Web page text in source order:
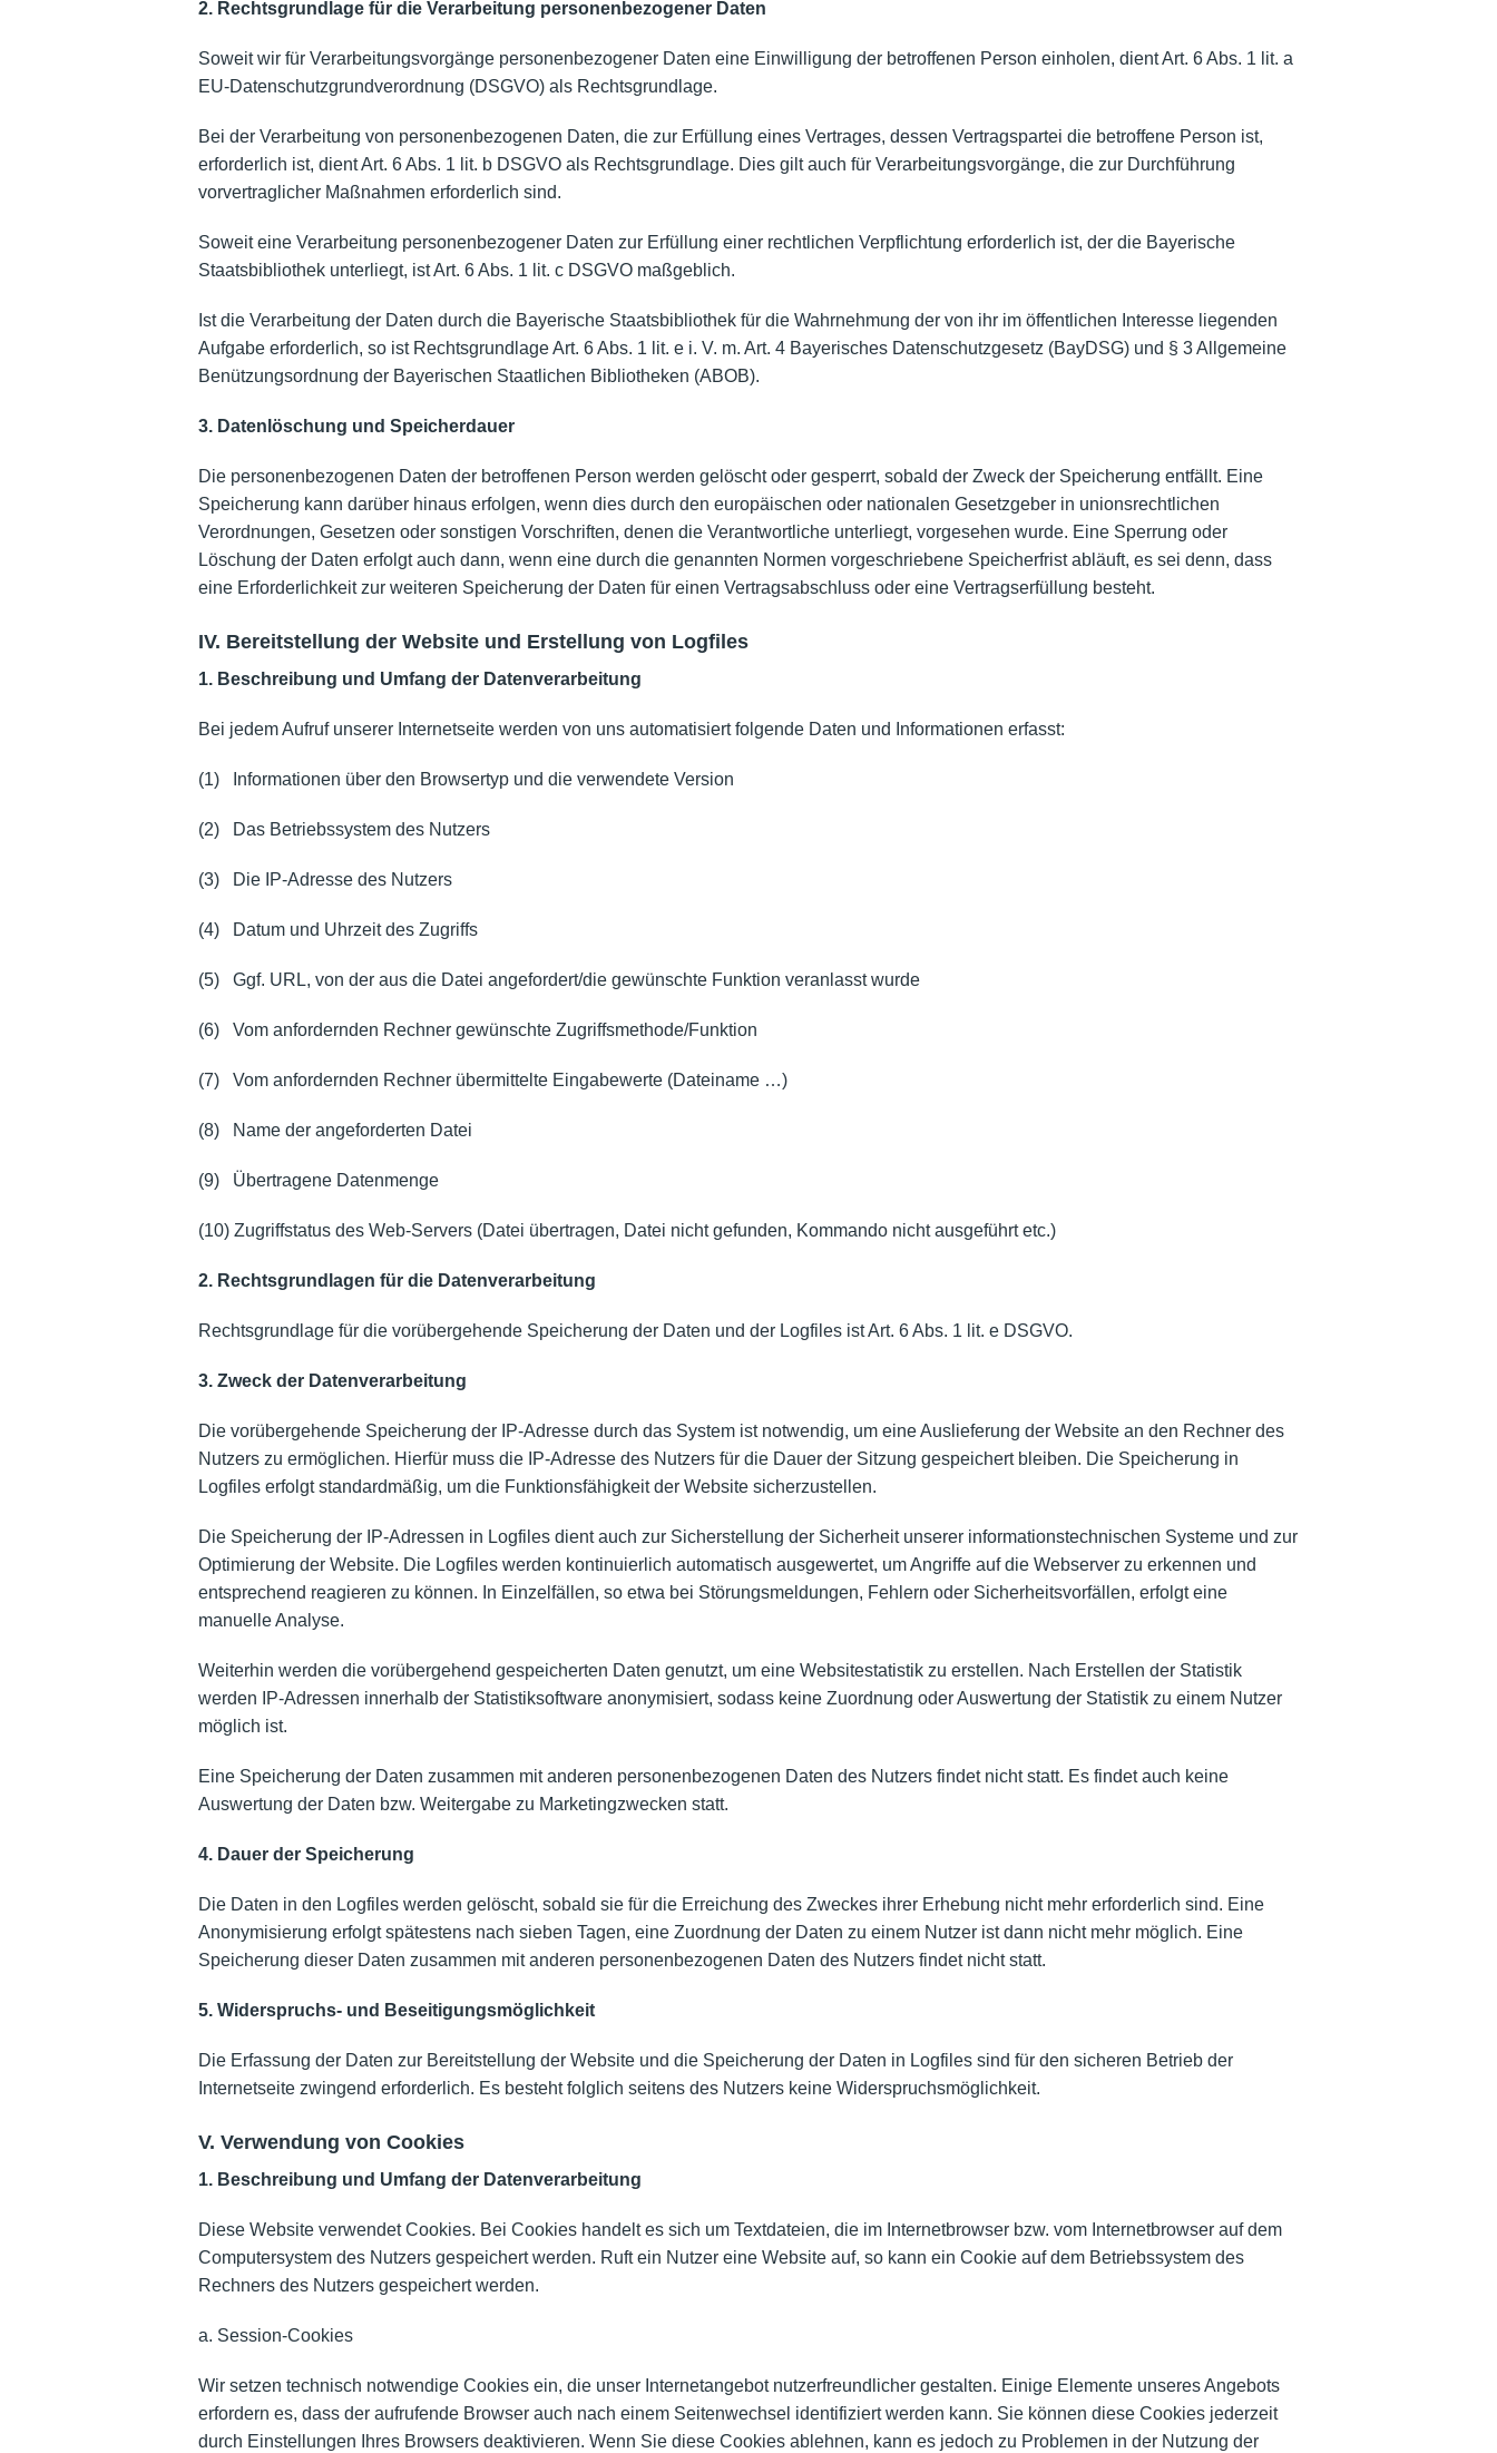
2. Rechtsgrundlage für die Verarbeitung personenbezogener Daten
Soweit wir für Verarbeitungsvorgänge personenbezogener Daten eine Einwilligung der betroffenen Person einholen, dient Art. 6 Abs. 1 lit. a
EU-Datenschutzgrundverordnung (DSGVO) als Rechtsgrundlage.
Bei der Verarbeitung von personenbezogenen Daten, die zur Erfüllung eines Vertrages, dessen Vertragspartei die betroffene Person ist,
erforderlich ist, dient Art. 6 Abs. 1 lit. b DSGVO als Rechtsgrundlage. Dies gilt auch für Verarbeitungsvorgänge, die zur Durchführung
vorvertraglicher Maßnahmen erforderlich sind.
Soweit eine Verarbeitung personenbezogener Daten zur Erfüllung einer rechtlichen Verpflichtung erforderlich ist, der die Bayerische
Staatsbibliothek unterliegt, ist Art. 6 Abs. 1 lit. c DSGVO maßgeblich.
Ist die Verarbeitung der Daten durch die Bayerische Staatsbibliothek für die Wahrnehmung der von ihr im öffentlichen Interesse liegenden
Aufgabe erforderlich, so ist Rechtsgrundlage Art. 6 Abs. 1 lit. e i. V. m. Art. 4 Bayerisches Datenschutzgesetz (BayDSG) und § 3 Allgemeine
Benützungsordnung der Bayerischen Staatlichen Bibliotheken (ABOB).
3. Datenlöschung und Speicherdauer
Die personenbezogenen Daten der betroffenen Person werden gelöscht oder gesperrt, sobald der Zweck der Speicherung entfällt. Eine
Speicherung kann darüber hinaus erfolgen, wenn dies durch den europäischen oder nationalen Gesetzgeber in unionsrechtlichen
Verordnungen, Gesetzen oder sonstigen Vorschriften, denen die Verantwortliche unterliegt, vorgesehen wurde. Eine Sperrung oder
Löschung der Daten erfolgt auch dann, wenn eine durch die genannten Normen vorgeschriebene Speicherfrist abläuft, es sei denn, dass
eine Erforderlichkeit zur weiteren Speicherung der Daten für einen Vertragsabschluss oder eine Vertragserfüllung besteht.
IV. Bereitstellung der Website und Erstellung von Logfiles
1. Beschreibung und Umfang der Datenverarbeitung
Bei jedem Aufruf unserer Internetseite werden von uns automatisiert folgende Daten und Informationen erfasst:
(1) Informationen über den Browsertyp und die verwendete Version
(2) Das Betriebssystem des Nutzers
(3) Die IP-Adresse des Nutzers
(4) Datum und Uhrzeit des Zugriffs
(5) Ggf. URL, von der aus die Datei angefordert/die gewünschte Funktion veranlasst wurde
(6) Vom anfordernden Rechner gewünschte Zugriffsmethode/Funktion
(7) Vom anfordernden Rechner übermittelte Eingabewerte (Dateiname …)
(8) Name der angeforderten Datei
(9) Übertragene Datenmenge
(10) Zugriffstatus des Web-Servers (Datei übertragen, Datei nicht gefunden, Kommando nicht ausgeführt etc.)
2. Rechtsgrundlagen für die Datenverarbeitung
Rechtsgrundlage für die vorübergehende Speicherung der Daten und der Logfiles ist Art. 6 Abs. 1 lit. e DSGVO.
3. Zweck der Datenverarbeitung
Die vorübergehende Speicherung der IP-Adresse durch das System ist notwendig, um eine Auslieferung der Website an den Rechner des
Nutzers zu ermöglichen. Hierfür muss die IP-Adresse des Nutzers für die Dauer der Sitzung gespeichert bleiben. Die Speicherung in
Logfiles erfolgt standardmäßig, um die Funktionsfähigkeit der Website sicherzustellen.
Die Speicherung der IP-Adressen in Logfiles dient auch zur Sicherstellung der Sicherheit unserer informationstechnischen Systeme und zur
Optimierung der Website. Die Logfiles werden kontinuierlich automatisch ausgewertet, um Angriffe auf die Webserver zu erkennen und
entsprechend reagieren zu können. In Einzelfällen, so etwa bei Störungsmeldungen, Fehlern oder Sicherheitsvorfällen, erfolgt eine
manuelle Analyse.
Weiterhin werden die vorübergehend gespeicherten Daten genutzt, um eine Websitestatistik zu erstellen. Nach Erstellen der Statistik
werden IP-Adressen innerhalb der Statistiksoftware anonymisiert, sodass keine Zuordnung oder Auswertung der Statistik zu einem Nutzer
möglich ist.
Eine Speicherung der Daten zusammen mit anderen personenbezogenen Daten des Nutzers findet nicht statt. Es findet auch keine
Auswertung der Daten bzw. Weitergabe zu Marketingzwecken statt.
4. Dauer der Speicherung
Die Daten in den Logfiles werden gelöscht, sobald sie für die Erreichung des Zweckes ihrer Erhebung nicht mehr erforderlich sind. Eine
Anonymisierung erfolgt spätestens nach sieben Tagen, eine Zuordnung der Daten zu einem Nutzer ist dann nicht mehr möglich. Eine
Speicherung dieser Daten zusammen mit anderen personenbezogenen Daten des Nutzers findet nicht statt.
5. Widerspruchs- und Beseitigungsmöglichkeit
Die Erfassung der Daten zur Bereitstellung der Website und die Speicherung der Daten in Logfiles sind für den sicheren Betrieb der
Internetseite zwingend erforderlich. Es besteht folglich seitens des Nutzers keine Widerspruchsmöglichkeit.
V. Verwendung von Cookies
1. Beschreibung und Umfang der Datenverarbeitung
Diese Website verwendet Cookies. Bei Cookies handelt es sich um Textdateien, die im Internetbrowser bzw. vom Internetbrowser auf dem
Computersystem des Nutzers gespeichert werden. Ruft ein Nutzer eine Website auf, so kann ein Cookie auf dem Betriebssystem des
Rechners des Nutzers gespeichert werden.
a. Session-Cookies
Wir setzen technisch notwendige Cookies ein, die unser Internetangebot nutzerfreundlicher gestalten. Einige Elemente unseres Angebots
erfordern es, dass der aufrufende Browser auch nach einem Seitenwechsel identifiziert werden kann. Sie können diese Cookies jederzeit
durch Einstellungen Ihres Browsers deaktivieren. Wenn Sie diese Cookies ablehnen, kann es jedoch zu Problemen in der Nutzung der